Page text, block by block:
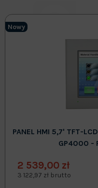
Nowy
PANEL HMI 5,7' TFT-
GP4000 -
2 539,00 zł
3 122,97 zł brutto